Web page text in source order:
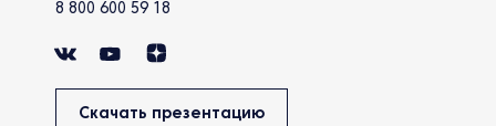
8 800 600 59 18
Скачать презентацию